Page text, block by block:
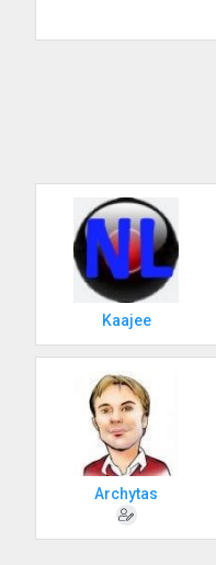
Kaajee
Archytas